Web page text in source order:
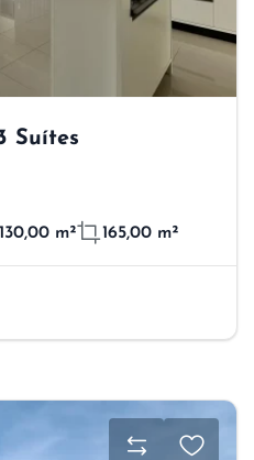
Suítes
130,00 m² 165,00 m²
Aceitar Todos